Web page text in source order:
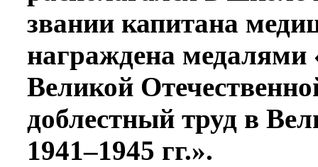
звании капитана
награждена медалями
Великой
доблестный труд в
1941–1945 гг.».